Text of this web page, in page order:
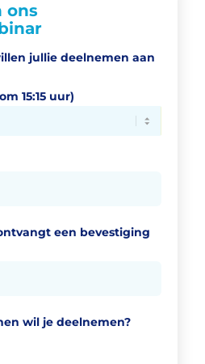
ons
jullie deelnemen aan
15:15 uur)
een bevestiging
wil je deelnemen?